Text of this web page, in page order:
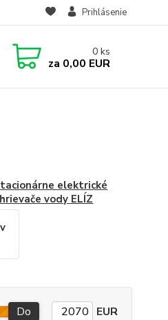
Prihlásenie
0 ks
za 0,00 EUR
elektrické
vody ELÍZ
Do EUR